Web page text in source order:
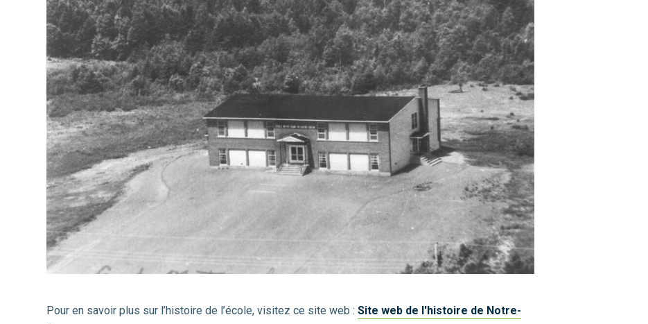
Pour en savoir plus sur l’histoire de l’école, visitez ce site web :Site web de l'histoire de Notre-